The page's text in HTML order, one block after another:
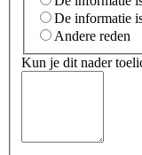
De informatie
Andere reden
Kun je dit nader